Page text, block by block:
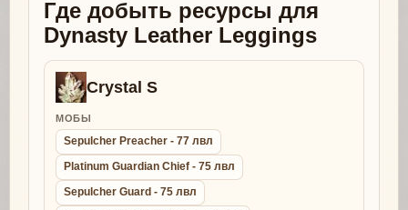
Где добыть ресурсы для
Dynasty Leather Leggings
Crystal S
МОБЫ
Sepulcher Preacher - 77 лвл
Platinum Guardian Chief - 75 лвл
Sepulcher Guard - 75 лвл